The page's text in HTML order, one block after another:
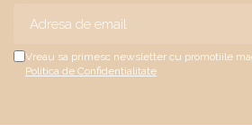
Vreau sa primesc newsletter cu promotiile
Politica de Confidentialitate